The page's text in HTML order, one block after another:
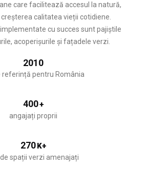
care facilitează accesul la natură,
calitatea vieții cotidiene.
cu succes sunt pajiștile
acoperișurile și fațadele verzi.
2010
referință pentru România
400+
angajați proprii
270K+
spații verzi amenajați